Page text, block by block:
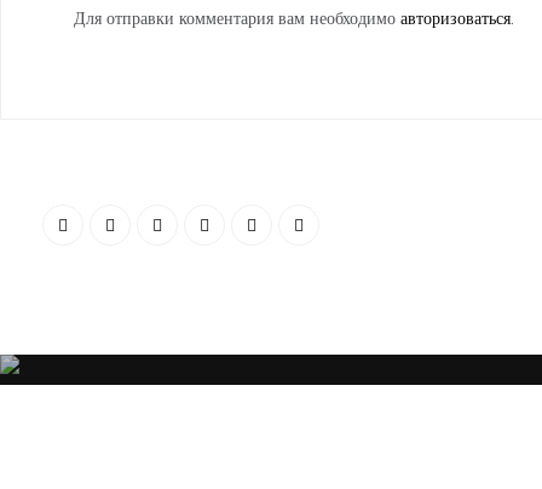
Для отправки комментария вам необходимо авторизоваться.